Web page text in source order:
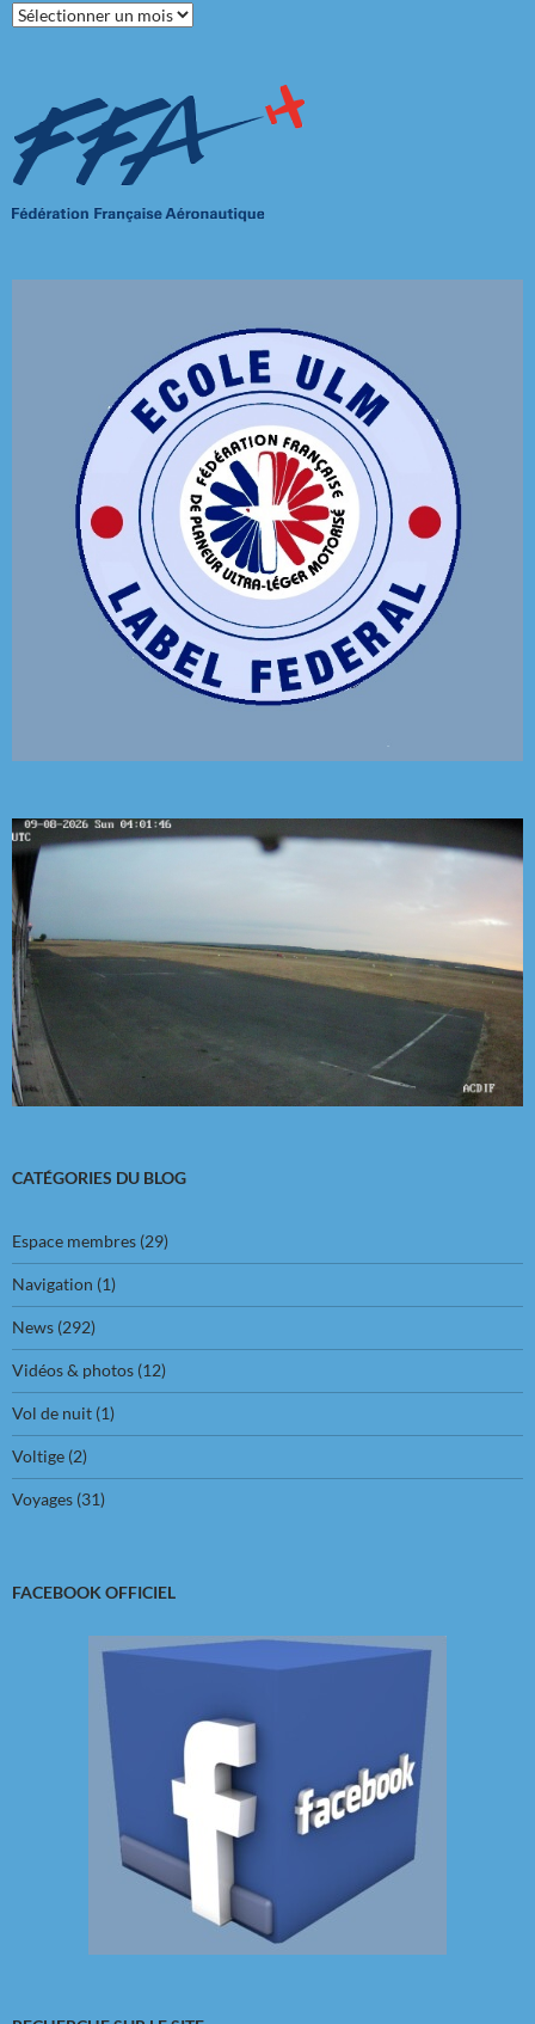
Archives
CATÉGORIES DU BLOG
Espace membres (29)
Navigation (1)
News (292)
Vidéos & photos (12)
Vol de nuit (1)
Voltige (2)
Voyages (31)
FACEBOOK OFFICIEL